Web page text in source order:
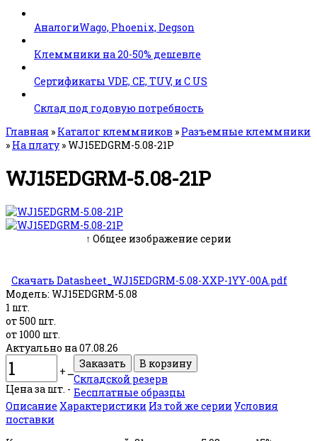
АналогиWago, Phoenix, Degson
Клеммники на 20-50% дешевле
Сертификаты VDE, CE, TUV, и C US
Склад под годовую потребность
Главная » Каталог клеммников » Разъемные клеммники
» На плату »WJ15EDGRM-5.08-21P
WJ15EDGRM-5.08-21P
↑ Общее изображение серии
Скачать Datasheet_WJ15EDGRM-5.08-XXP-1YY-00A.pdf
Модель: WJ15EDGRM-5.08
1 шт.
от 500 шт.
от 1000 шт.
Актуально на 07.08.26
+ ــ
Цена за шт. -
Складской резерв
Бесплатные образцы
Описание Характеристики Из той же серии Условия
поставки